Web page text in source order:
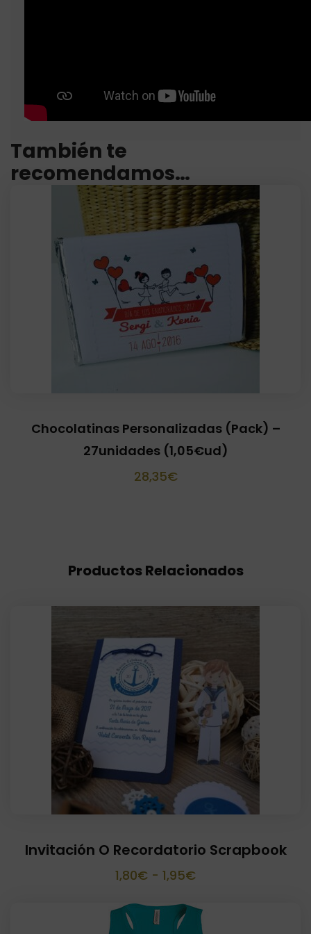
También te
recomendamos…
Chocolatinas Personalizadas (Pack) –
27unidades (1,05€ud)
28,35€
Productos Relacionados
Invitación O Recordatorio Scrapbook
1,80€ - 1,95€Rango
precios: